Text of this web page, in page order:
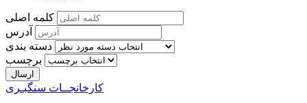
کلمه اصلی
آدرس
دسته بندی
برچسب
کارخانجــات سنگبـری